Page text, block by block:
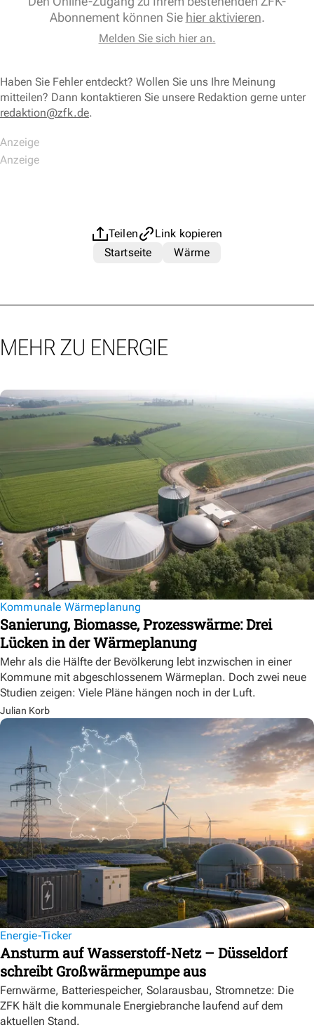
Abonnement können Sie hier aktivieren.
Melden Sie sich hier an.
Haben Sie Fehler entdeckt? Wollen Sie uns Ihre Meinung
mitteilen? Dann kontaktieren Sie unsere Redaktion gerne unter
redaktion@zfk.de.
Teilen
Link kopieren
Startseite
Wärme
MEHR ZU ENERGIE
Kommunale Wärmeplanung
Sanierung, Biomasse, Prozesswärme: Drei
Lücken in der Wärmeplanung
Mehr als die Hälfte der Bevölkerung lebt inzwischen in einer
Kommune mit abgeschlossenem Wärmeplan. Doch zwei neue
Studien zeigen: Viele Pläne hängen noch in der Luft.
Julian Korb
Energie-Ticker
Ansturm auf Wasserstoff-Netz – Düsseldorf
schreibt Großwärmepumpe aus
Fernwärme, Batteriespeicher, Solarausbau, Stromnetze: Die
ZFK hält die kommunale Energiebranche laufend auf dem
aktuellen Stand.